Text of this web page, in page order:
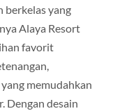
berkelas yang
Alaya Resort
favorit
memudahkan
Dengan desain